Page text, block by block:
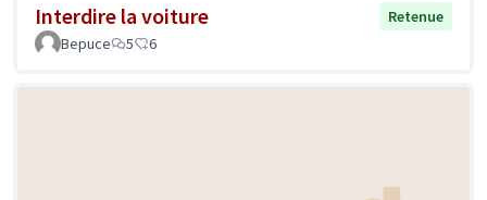
Interdire la voiture
Retenue
Bepuce
5 6